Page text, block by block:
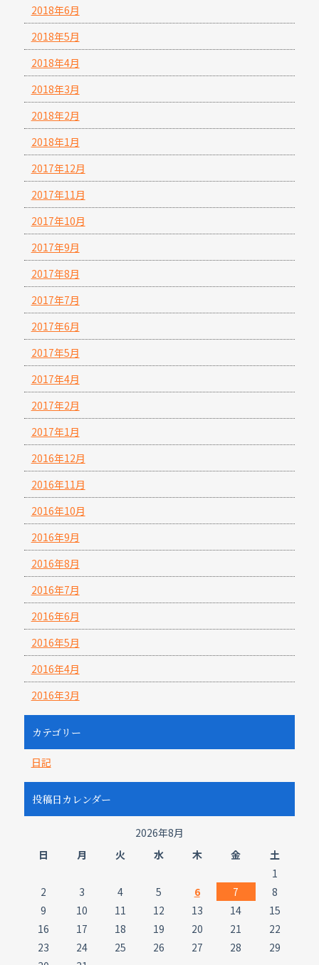
2018年6月
2018年5月
2018年4月
2018年3月
2018年2月
2018年1月
2017年12月
2017年11月
2017年10月
2017年9月
2017年8月
2017年7月
2017年6月
2017年5月
2017年4月
2017年2月
2017年1月
2016年12月
2016年11月
2016年10月
2016年9月
2016年8月
2016年7月
2016年6月
2016年5月
2016年4月
2016年3月
カテゴリー
日記
投稿日カレンダー
2026年8月
日
月 火 水 木 金
土
1
2
3 4 5 6 7
8
9
10 11 12 13 14
15
16
17 18 19 20 21
22
23
24 25 26 27 28
29